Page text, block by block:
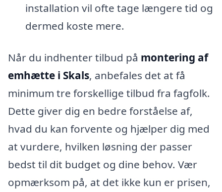
installation vil ofte tage længere tid og
dermed koste mere.
Når du indhenter tilbud på montering af
emhætte i Skals, anbefales det at få
minimum tre forskellige tilbud fra fagfolk.
Dette giver dig en bedre forståelse af,
hvad du kan forvente og hjælper dig med
at vurdere, hvilken løsning der passer
bedst til dit budget og dine behov. Vær
opmærksom på, at det ikke kun er prisen,